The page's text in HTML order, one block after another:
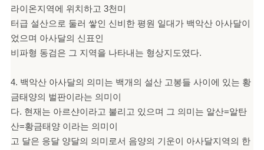
라이온지역에 위치하고 3천미
터급 설산으로 둘러 쌓인 신비한 평원 일대가 백악산 아사달이
었으며 아사달의 신표인
비파형 동검은 그 지역을 나타내는 형상지도였다.
4. 백악산 아사달의 의미는 백개의 설산 고봉들 사이에 있는 황
금태양의 벌판이라는 의미이
다. 현재는 아르샨이라고 불리고 있으며 그 의미는 알산=알탄
산=황금태양 이라는 의미이
고 달은 응달 양달의 의미로서 음양의 기운이 아사달지역의 한